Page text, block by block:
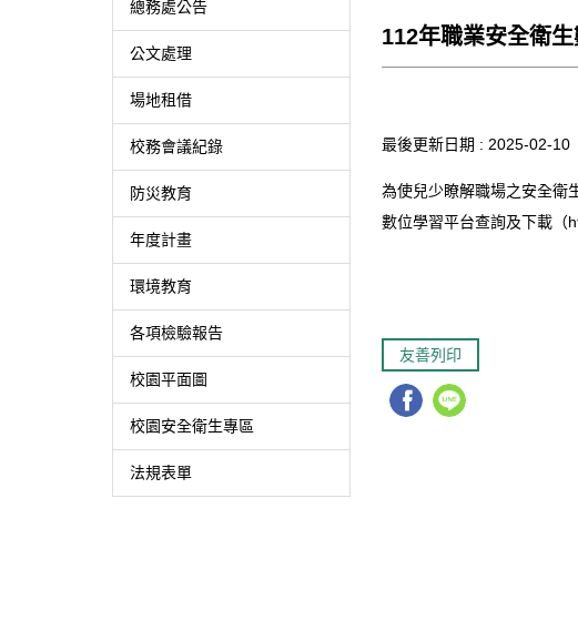
總務處公告
公文處理
場地租借
校務會議紀錄
防災教育
年度計畫
環境教育
各項檢驗報告
校園平面圖
校園安全衛生專區
法規表單
112年職業安全衛
最後更新日期 : 2025-02-10
為使兒少瞭解職場之安全衛
數位學習平台查詢及下載（
友善列印